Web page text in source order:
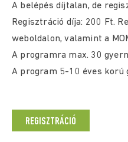
A belépés díjtalan, de
Regisztráció díja: 200 Ft.
weboldalon, valamint a
A programra max. 30
A program 5-10 éves korú
REGISZTRÁCIÓ